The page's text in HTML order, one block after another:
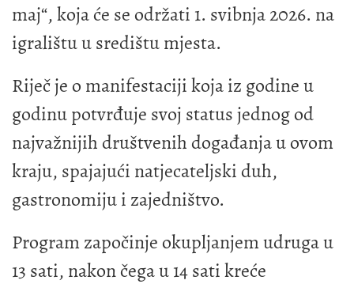
maj“, koja će se održati 1. svibnja 2026. na
igralištu u središtu mjesta.
Riječ je o manifestaciji koja iz godine u
godinu potvrđuje svoj status jednog od
najvažnijih društvenih događanja u ovom
kraju, spajajući natjecateljski duh,
gastronomiju i zajedništvo.
Program započinje okupljanjem udruga u
13 sati, nakon čega u 14 sati kreće